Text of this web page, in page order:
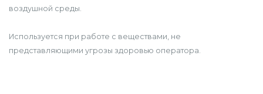
воздушной среды.
Используется при работе с веществами, не
представляющими угрозы здоровью оператора.